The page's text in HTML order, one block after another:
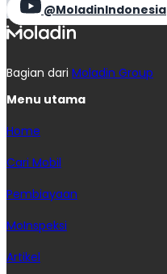
@MoladinIndonesia
Bagian dari Moladin Group
Menu utama
Home
Cari Mobil
Pembiayaan
MoInspeksi
Artikel